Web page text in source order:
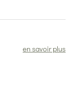
en savoir plus